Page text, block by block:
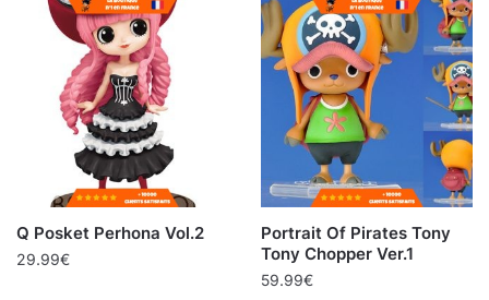
Q Posket Perhona Vol.2
29.99€
Portrait Of Pirates Tony
Tony Chopper Ver.1
59.99€